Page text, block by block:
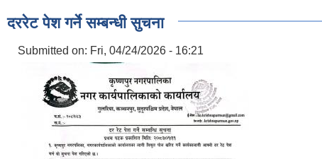
दररेट पेश गर्ने सम्बन्धी सुचना
Submitted on: Fri, 04/24/2026 - 16:21